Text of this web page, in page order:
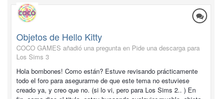
Objetos de Hello Kitty
COCO GAMES añadió una pregunta en Pide una descarga para
Los Sims 3
Hola bombones! Como están? Estuve revisando prácticamente
todo el foro para asegurarme de que este tema no estuviese
creado ya, y creo que no. (si lo vi, pero para Los Sims 2.. ) En